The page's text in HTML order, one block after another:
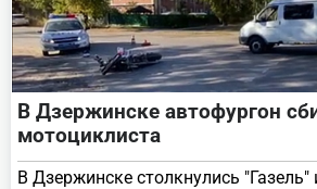
В Дзержинске автофургон
мотоциклиста
В Дзержинске столкнулись